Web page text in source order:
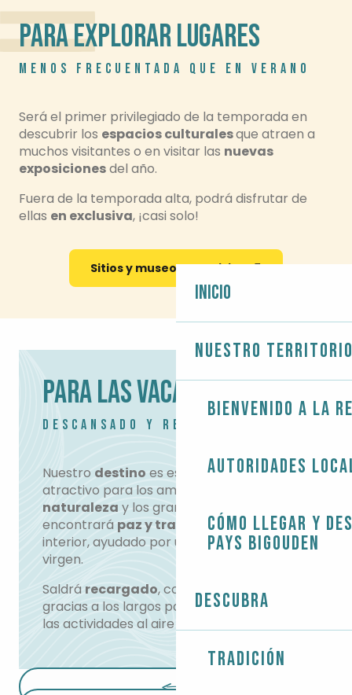
Inicio
Nuestro
Bienvenido a la
Autoridades
Cómo llegar y
Pays Bigouden
Descubra
Tradición
PARA EXPLORAR LUGARES
MENOS FRECUENTADA QUE EN VERANO
Será el primer privilegiado de la temporada en
descubrir los espacios culturalesque atraen a
muchos visitantes o en visitar las nuevas
exposicionesdel año.
Fuera de la temporada alta, podrá disfrutar de
ellas en exclusiva, ¡casi solo!
Sitios y museos que visitar
PARA LAS VACACIONES
DESCANSADO Y REANIMADO
Nuestro destino es especialmente
atractivo para los amantes de
naturaleza y los grandes espacios. Aquí
encontrará paz y tranquilidaden su
interior, ayudado por un
entorno salvaje y
virgen.
Saldrá recargado, con las pilas cargadas,
gracias a los largos paseos al aire libre o a
las actividades al aire libre.